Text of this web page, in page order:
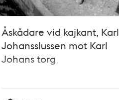
Åskådare vid kajkant, Karl
Johansslussen mot Karl
Johans torg